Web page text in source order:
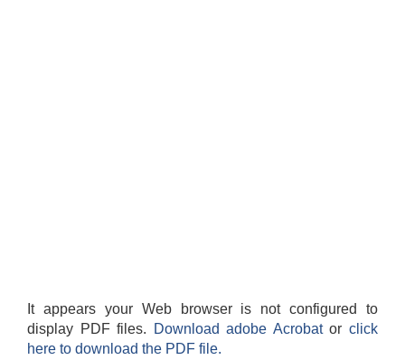
It appears your Web browser is not configured to
display PDF files.
Download adobe Acrobatorclick
here to download the PDF file.